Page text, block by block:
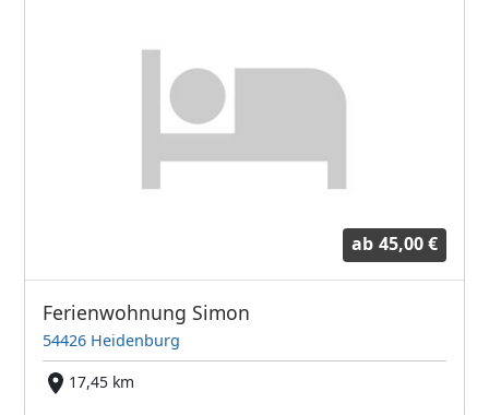
ab 45,00 €
Ferienwohnung Simon
54426 Heidenburg
17,45 km